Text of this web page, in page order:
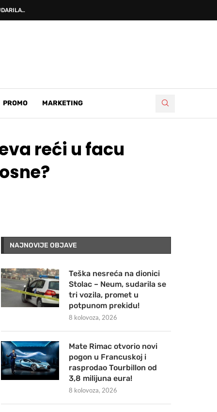
PROMO MARKETING
reći u facu
NAJNOVIJE OBJAVE
Teška nesreća na dionici
Stolac – Neum, sudarila se
tri vozila, promet u
potpunom prekidu!
8 kolovoza, 2026
Mate Rimac otvorio novi
pogon u Francuskoj i
rasprodao Tourbillon od
3,8 milijuna eura!
8 kolovoza, 2026